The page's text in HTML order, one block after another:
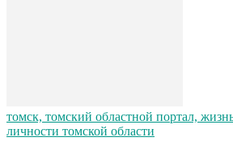
томск, томский областной портал,
личности томской области